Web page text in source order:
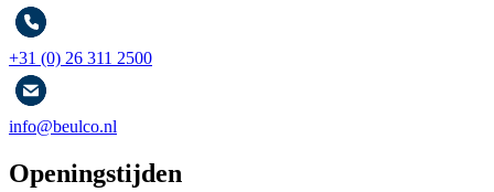
+31 (0) 26 311 2500
info@beulco.nl
Openingstijden